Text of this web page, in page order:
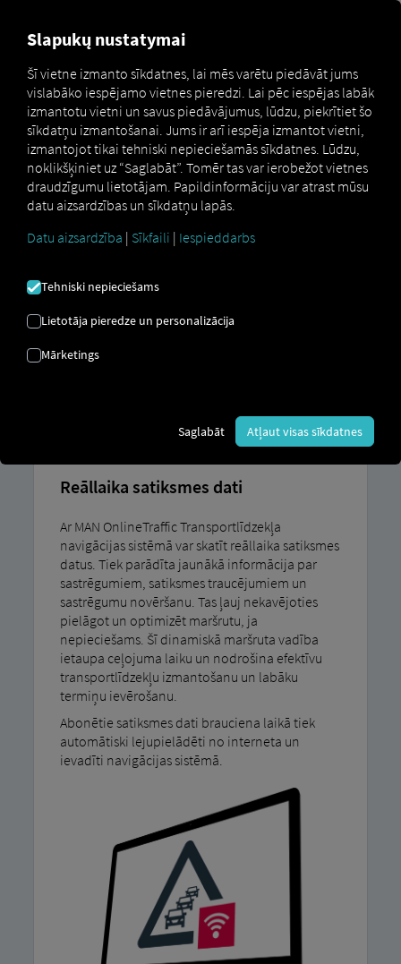
Marketplace
MAN
DigitalServices
MAN
Now
MAN
OnlineTraffic
Sākotnējā aktivizēšana MAN OnlineTraffic Tas
ir bez maksas par katru transportlīdzekli.
Reģistrējieties un rezervējiet tūlīt
ONLINETRAFFIC
Reāllaika satiksmes dati
Ar MAN OnlineTraffic Transportlīdzekļa
navigācijas sistēmā var skatīt reāllaika satiksmes
datus. Tiek parādīta jaunākā informācija par
sastrēgumiem, satiksmes traucējumiem un
sastrēgumu novēršanu. Tas ļauj nekavējoties
pielāgot un optimizēt maršrutu, ja
nepieciešams. Šī dinamiskā maršruta vadība
ietaupa ceļojuma laiku un nodrošina efektīvu
transportlīdzekļu izmantošanu un labāku
termiņu ievērošanu.
Abonētie satiksmes dati brauciena laikā tiek
automātiski lejupielādēti no interneta un
ievadīti navigācijas sistēmā.
Slapukų nustatymai
Šī vietne izmanto sīkdatnes, lai mēs varētu piedāvāt jums
vislabāko iespējamo vietnes pieredzi. Lai pēc iespējas labāk
izmantotu vietni un savus piedāvājumus, lūdzu, piekrītiet šo
sīkdatņu izmantošanai. Jums ir arī iespēja izmantot vietni,
izmantojot tikai tehniski nepieciešamās sīkdatnes. Lūdzu,
noklikšķiniet uz “Saglabāt”. Tomēr tas var ierobežot vietnes
draudzīgumu lietotājam. Papildinformāciju var atrast mūsu
datu aizsardzības un sīkdatņu lapās.
Datu aizsardzība | Sīkfaili | Iespieddarbs
Tehniski nepieciešams
Lietotāja pieredze un personalizācija
Mārketings
Saglabāt Atļaut visas sīkdatnes